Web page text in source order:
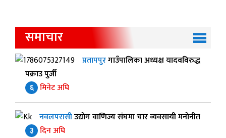
समाचार
प्रतापपुरगाउँपालिका अध्यक्ष यादवविरुद्ध
पक्राउ पुर्जी
६ मिनेट अघि
नवलपरासीउद्योग वाणिज्य संघमा चार व्यवसायी मनोनीत
३ दिन अघि